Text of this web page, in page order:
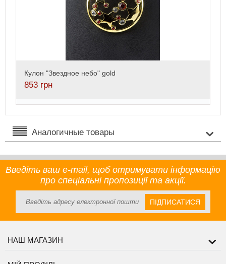
Кулон "Звездное небо" gold
853 грн
Аналогичные товары
Введіть ваш e-mail, щоб отримувати інформацію
про спеціальні пропозиції та акції.
ПІДПИСАТИСЯ
НАШ МАГАЗИН